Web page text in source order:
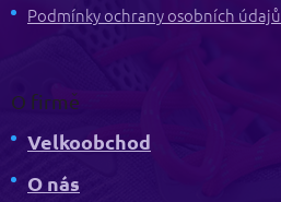
Podmínky ochrany osobních údajů
O firmě
Velkoobchod
O nás